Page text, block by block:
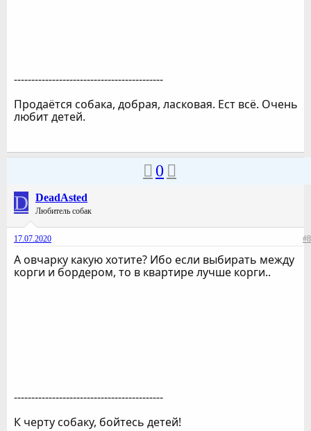
-------------------------------------------
Продаётся собака, добрая, ласковая. Ест всё. Очень
любит детей.
0
D DeadAsted
Любитель собак
17.07.2020 #8
А овчарку какую хотите? Ибо если выбирать между
корги и бордером, то в квартире лучше корги..
-------------------------------------------
К черту собаку, бойтесь детей!